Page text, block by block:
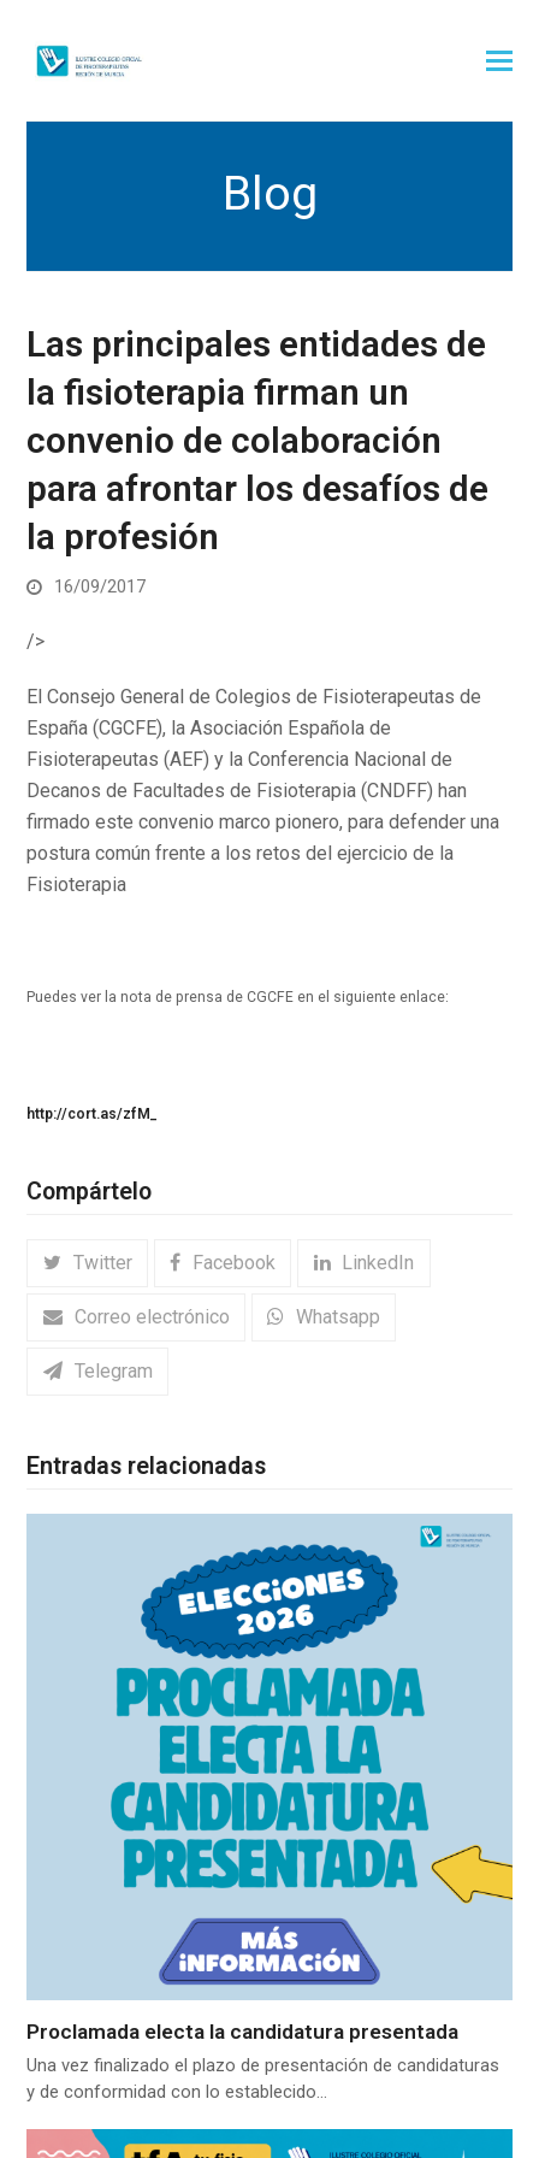
Blog
Las principales entidades de
la fisioterapia firman un
convenio de colaboración
para afrontar los desafíos de
la profesión
16/09/2017
/>
El Consejo General de Colegios de Fisioterapeutas de
España (CGCFE), la Asociación Española de
Fisioterapeutas (AEF) y la Conferencia Nacional de
Decanos de Facultades de Fisioterapia (CNDFF) han
firmado este convenio marco pionero, para defender una
postura común frente a los retos del ejercicio de la
Fisioterapia
Puedes ver la nota de prensa de CGCFE en el siguiente enlace:
http://cort.as/zfM_
Compártelo
Twitter Facebook LinkedIn
Correo electrónico Whatsapp
Telegram
Entradas relacionadas
Proclamada electa la candidatura presentada
Una vez finalizado el plazo de presentación de candidaturas
y de conformidad con lo establecido…